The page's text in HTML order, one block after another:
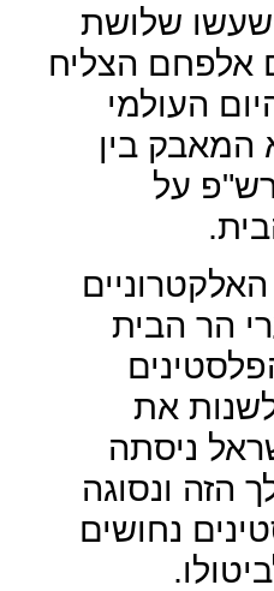
שעשו שלושת
אלפחם הצליח
העולמי
בין
על
הר הבית
לשנות את
ניסתה
הזה ונסוגה
נחושים